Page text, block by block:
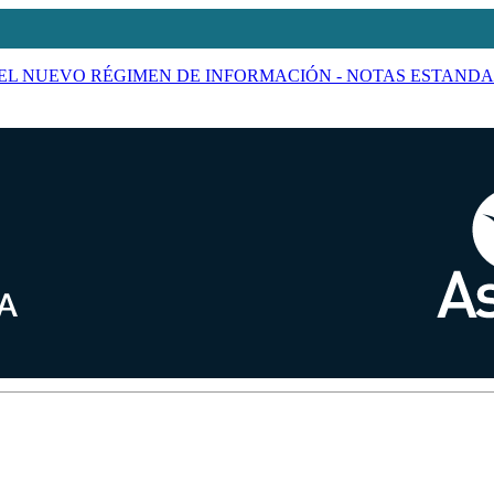
NUEVO RÉGIMEN DE INFORMACIÓN - NOTAS